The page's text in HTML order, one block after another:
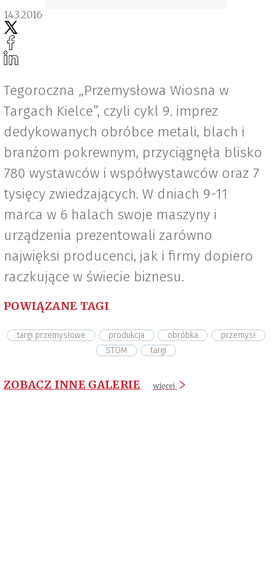
14.3.2016
Tegoroczna „Przemysłowa Wiosna w
Targach Kielce”, czyli cykl 9. imprez
dedykowanych obróbce metali, blach i
branżom pokrewnym, przyciągnęła blisko
780 wystawców i współwystawców oraz 7
tysięcy zwiedzających. W dniach 9-11
marca w 6 halach swoje maszyny i
urządzenia prezentowali zarówno
najwięksi producenci, jak i firmy dopiero
raczkujące w świecie biznesu.
POWIĄZANE TAGI
targi przemysłowe produkcja obróbka
przemysł
STOM
targi
ZOBACZ INNE GALERIE więcej